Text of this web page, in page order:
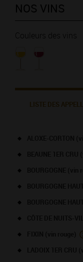
NOS VINS
Couleurs des vins
LISTE DES